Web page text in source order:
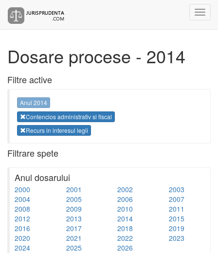
Dosare procese - 2014
Filtre active
Anul 2014
Contencios administrativ si fiscal
Recurs in interesul legii
Filtrare spete
Anul dosarului
2000 2001 2002
2003
2004
2005 2006
2007
2008
2009 2010
2011
2012
2013 2014
2015
2016
2017 2018
2019
2020
2021 2022
2023
2024
2025 2026